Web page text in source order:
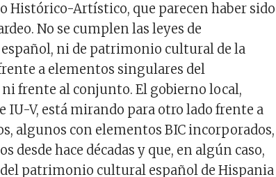
Histórico-Artístico, que parecen haber sido
No se cumplen las leyes de
ni de patrimonio cultural de la
a elementos singulares del
frente al conjunto. El gobierno local,
IU-V, está mirando para otro lado frente a
algunos con elementos BIC incorporados,
desde hace décadas y que, en algún caso,
patrimonio cultural español de Hispania